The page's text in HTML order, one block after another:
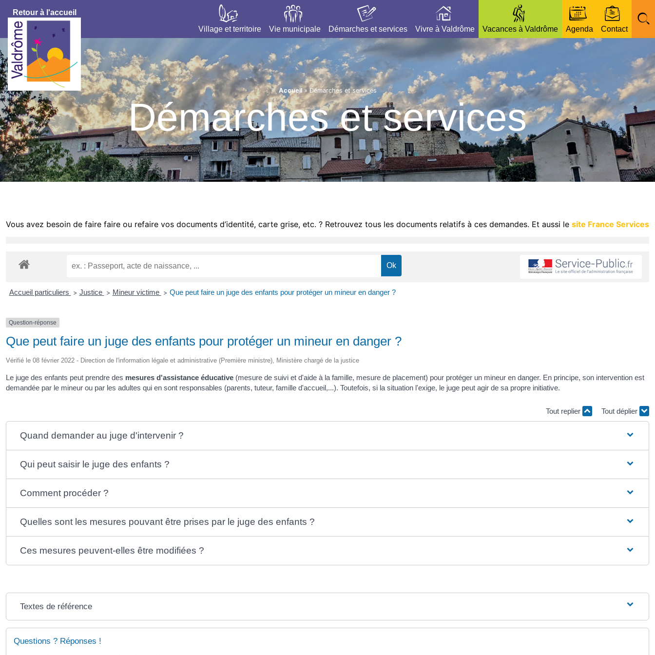
Retour à l'accueil
Village et territoire
Vie municipale Démarches et services Vivre à Valdrôme Vacances à Valdrôme Agenda Contact
Accueil»Démarches et services
Démarches et services
Vous avez besoin de faire faire ou refaire vos documents d’identité, carte grise, etc. ? Retrouvez tous les documents relatifs à ces demandes. Et aussi le site France Services
Accueil particuliers > Justice > Mineur victime > Que peut faire un juge des enfants pour protéger un mineur en danger ?
Question-réponse
Que peut faire un juge des enfants pour protéger un mineur en danger ?
Vérifié le 08 février 2022 - Direction de l'information légale et administrative (Première ministre), Ministère chargé de la justice
Le juge des enfants peut prendre des mesures d'assistance éducative (mesure de suivi et d'aide à la famille, mesure de placement) pour protéger un mineur en danger. En principe, son intervention est
demandée par le mineur ou par les adultes qui en sont responsables (parents, tuteur, famille d'accueil,...). Toutefois, si la situation l'exige, le juge peut agir de sa propre initiative.
Tout replier Tout déplier
Quand demander au juge d'intervenir ?
Qui peut saisir le juge des enfants ?
Comment procéder ?
Quelles sont les mesures pouvant être prises par le juge des enfants ?
Ces mesures peuvent-elles être modifiées ?
Textes de référence
Questions ? Réponses !